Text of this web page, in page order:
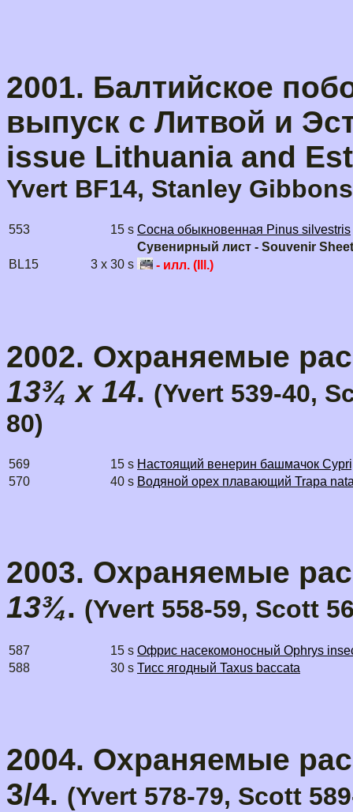
2001. Балтийское
выпуск с Литвой и
issue Lithuania and
Yvert BF14, Stanley
553 15 s Сосна обыкновенная Pinus silvestris
Сувенирный лист - Souvenir
BL15
3 x 30 s - илл. (Ill.)
2002. Охраняемые
13¾ x 14. (Yvert 539-40,
80)
569 15 s Настоящий венерин башмачок
570
40 s Водяной орех плавающий Trapa
2003. Охраняемые
13¾. (Yvert 558-59, Scott
587 15 s Офрис насекомоносный Ophrys
588
30 s Тисс ягодный Taxus baccata
2004. Охраняемые
3/4. (Yvert 578-79, Scott